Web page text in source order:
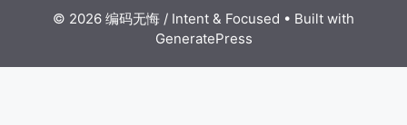
© 2026 编码无悔 / Intent & Focused • Built with
GeneratePress